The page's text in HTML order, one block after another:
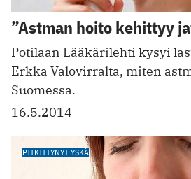
”Astman hoito kehittyy
Potilaan Lääkärilehti kysyi
Erkka Valovirralta, miten
Suomessa.
16.5.2014
PITKITTYNYT YSKÄ